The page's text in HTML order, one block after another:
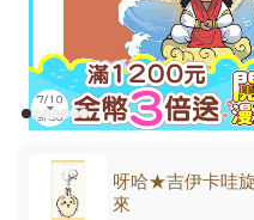
呀哈★吉伊卡哇
來